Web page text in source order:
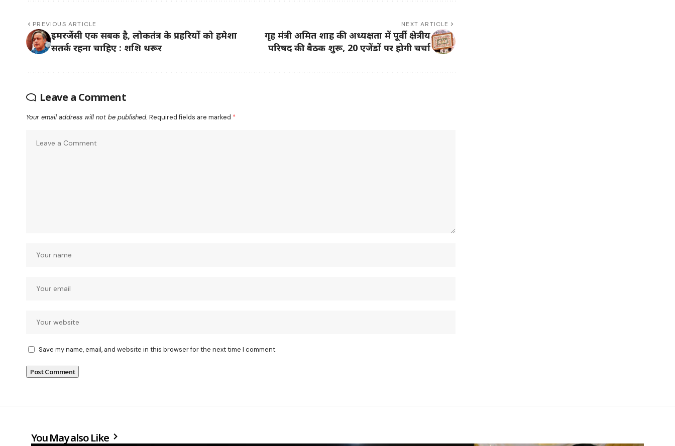
PREVIOUS ARTICLE
इमरजेंसी एक सबक है, लोकतंत्र के प्रहरियों को हमेशा
सतर्क रहना चाहिए : शशि थरूर
NEXT ARTICLE
गृह मंत्री अमित शाह की अध्यक्षता में पूर्वी क्षेत्रीय
परिषद की बैठक शुरू, 20 एजेंडों पर होगी चर्चा
Leave a Comment
Your email address will not be published. Required fields are marked *
Save my name, email, and website in this browser for the next time I comment.
You May also Like